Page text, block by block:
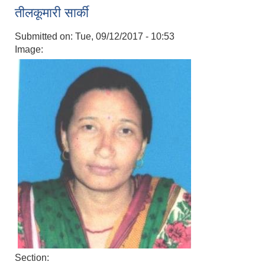
तीलकूमारी सार्की
Submitted on: Tue, 09/12/2017 - 10:53
Image:
Section: